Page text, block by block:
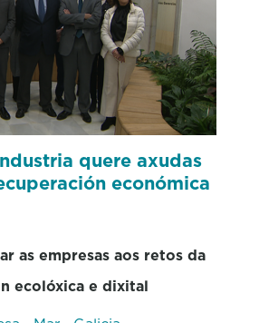
quere axudas
económica
as empresas aos retos da
ecolóxica e dixital